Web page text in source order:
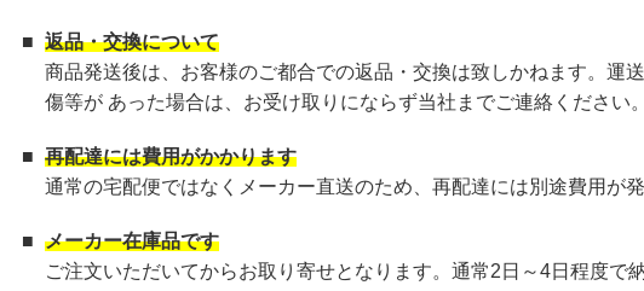
■ 返品・交換について
商品発送後は、お客様のご都合での返品・交換は致しかねます。運
傷等が あった場合は、お受け取りにならず当社までご連絡ください
■ 再配達には費用がかかります
通常の宅配便ではなくメーカー直送のため、再配達には別途費用が
■ メーカー在庫品です
ご注文いただいてからお取り寄せとなります。通常2日～4日程度で